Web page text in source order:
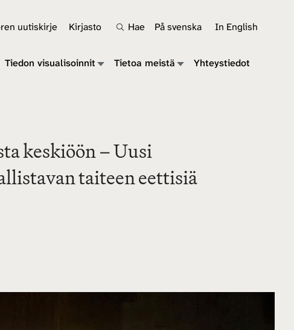
uutiskirje Kirjasto Hae På svenska In English
Tiedon visualisoinnit Tietoa meistä Yhteystiedot
keskiöön – Uusi
taiteen eettisiä